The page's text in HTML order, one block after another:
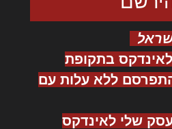
בתקופת
ללא עלות עם
שלי לאינדקס